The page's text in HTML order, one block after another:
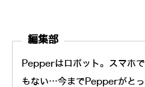
編集部
Pepperはロボット。スマホ
もない…今までPepperがとっ